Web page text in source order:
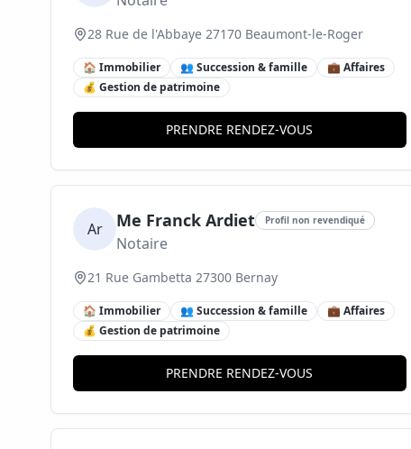
28 Rue de l'Abbaye 27170 Beaumont-le-Roger
🏠 Immobilier 👥 Succession & famille
💼 Affaires
💰 Gestion de patrimoine
PRENDRE RENDEZ-VOUS
Ar Me Franck Ardiet Profil non revendiqué
Notaire
21 Rue Gambetta 27300 Bernay
🏠 Immobilier 👥 Succession & famille
💼 Affaires
💰 Gestion de patrimoine
PRENDRE RENDEZ-VOUS